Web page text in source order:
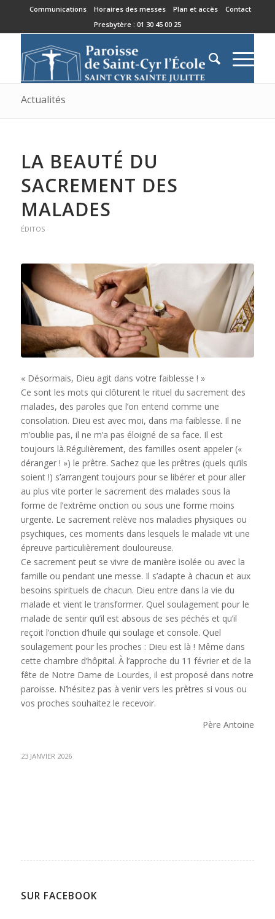
Communications Horaires des messes Plan et accès
Contact
Presbytère : 01 30 45 00 25
Actualités
LA BEAUTÉ DU
SACREMENT DES
MALADES
ÉDITOS
« Désormais, Dieu agit dans votre faiblesse ! »
Ce sont les mots qui clôturent le rituel du sacrement des
malades, des paroles que l’on entend comme une
consolation. Dieu est avec moi, dans ma faiblesse. Il ne
m’oublie pas, il ne m’a pas éloigné de sa face. Il est
toujours là.Régulièrement, des familles osent appeler («
déranger ! ») le prêtre. Sachez que les prêtres (quels qu’ils
soient !) s’arrangent toujours pour se libérer et pour aller
au plus vite porter le sacrement des malades sous la
forme de l’extrême onction ou sous une forme moins
urgente. Le sacrement relève nos maladies physiques ou
psychiques, ces moments dans lesquels le malade vit une
épreuve particulièrement douloureuse.
Ce sacrement peut se vivre de manière isolée ou avec la
famille ou pendant une messe. Il s’adapte à chacun et aux
besoins spirituels de chacun. Dieu entre dans la vie du
malade et vient le transformer. Quel soulagement pour le
malade de sentir qu’il est absous de ses péchés et qu’il
reçoit l’onction d’huile qui soulage et console. Quel
soulagement pour les proches : Dieu est là ! Même dans
cette chambre d’hôpital. À l’approche du 11 février et de la
fête de Notre Dame de Lourdes, il est proposé dans notre
paroisse. N’hésitez pas à venir vers les prêtres si vous ou
vos proches souhaitez le recevoir.
Père Antoine
23 JANVIER 2026
SUR FACEBOOK